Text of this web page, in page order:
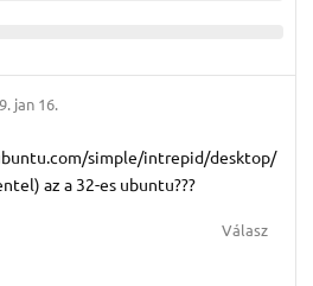
jan 16.
simple/intrepid/desktop/
az a 32-es ubuntu???
Válasz